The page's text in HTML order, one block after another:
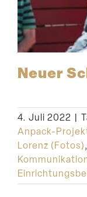
Neuer
4. Juli 2022 |
Anpack-
Lorenz (Fotos),